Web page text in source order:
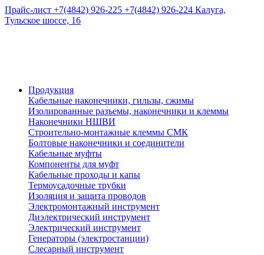
Прайс-лист +7(4842) 926-225 +7(4842) 926-224 Калуга,
Тульское шоссе, 16
Продукция
Кабельные наконечники, гильзы, сжимы
Изолированные разъемы, наконечники и клеммы
Наконечники НШВИ
Строительно-монтажные клеммы СМК
Болтовые наконечники и соединители
Кабельные муфты
Компоненты для муфт
Кабельные проходы и капы
Термоусадочные трубки
Изоляция и защита проводов
Электромонтажный инструмент
Диэлектрический инструмент
Электрический инструмент
Генераторы (электростанции)
Слесарный инструмент